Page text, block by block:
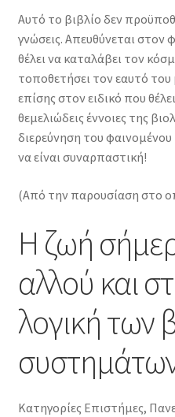
Αυτό το βιβλίο δεν
γνώσεις. Απευθύνεται στον
θέλει να καταλάβει τον
τοποθετήσει τον εαυτό του
επίσης στον ειδικό που
θεμελιώδεις έννοιες της
διερεύνηση του
να είναι συναρπαστική!
(Από την παρουσίαση στο
Η ζωή
αλλού και
λογική των
Κατηγορίες Επιστήμες,